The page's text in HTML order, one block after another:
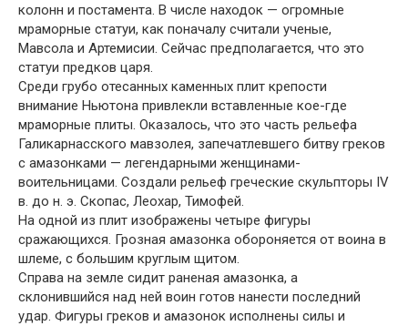
колонн и постамента. В числе находок — огромные
мраморные статуи, как поначалу считали ученые,
Мавсола и Артемисии. Сейчас предполагается, что это
статуи предков царя.
Среди грубо отесанных каменных плит крепости
внимание Ньютона привлекли вставленные кое-где
мраморные плиты. Оказалось, что это часть рельефа
Галикарнасского мавзолея, запечатлевшего битву греков
с амазонками — легендарными женщинами-
воительницами. Создали рельеф греческие скульпторы IV
в. до н. э. Скопас, Леохар, Тимофей.
На одной из плит изображены четыре фигуры
сражающихся. Грозная амазонка обороняется от воина в
шлеме, с большим круглым щитом.
Справа на земле сидит раненая амазонка, а
склонившийся над ней воин готов нанести последний
удар. Фигуры греков и амазонок исполнены силы и